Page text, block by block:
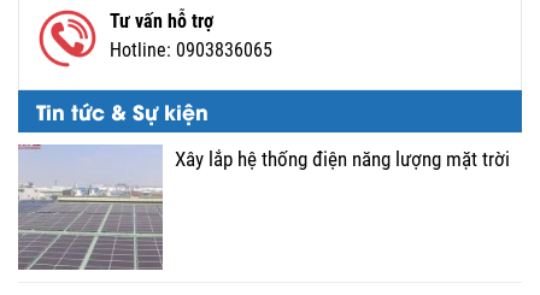
Tư vấn hỗ trợ
Hotline: 0903836065
Tin tức & Sự kiện
Xây lắp hệ thống điện năng lượng mặt trời